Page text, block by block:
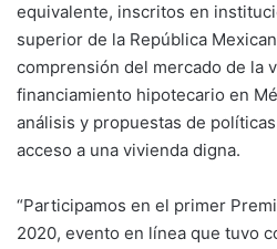
equivalente, inscritos en
superior de la República
comprensión del mercado de la
financiamiento hipotecario en
análisis y propuestas de
acceso a una vivienda digna.
“Participamos en el primer
2020, evento en línea que tuvo